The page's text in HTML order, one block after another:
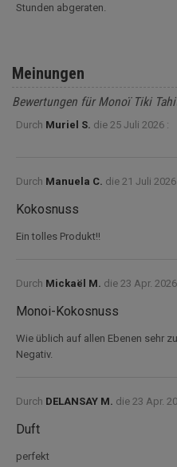
Stunden abgeraten.
Meinungen
Bewertungen für Monoï Tiki
Durch Muriel S. die 25 Juli 2026 :
Durch Manuela C. die 21 Juli 2026
Kokosnuss
Ein tolles Produkt!!
Durch Mickaël M. die 23 Apr.
Monoi-Kokosnuss
Wie üblich auf allen Ebenen sehr
Negativ.
Durch DELANSAY M. die 23 Apr.
Duft
perfekt